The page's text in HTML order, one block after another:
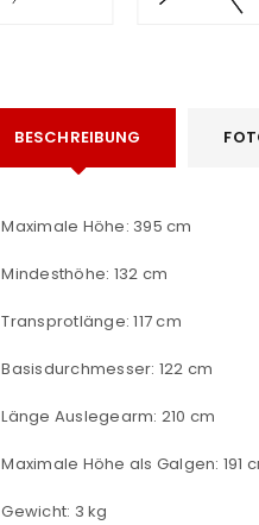
BESCHREIBUNG
Maximale Höhe: 395 cm
Mindesthöhe: 132 cm
Transprotlänge: 117 cm
Basisdurchmesser: 122 cm
Länge Auslegearm: 210 cm
Maximale Höhe als Galgen: 191
Gewicht: 3 kg